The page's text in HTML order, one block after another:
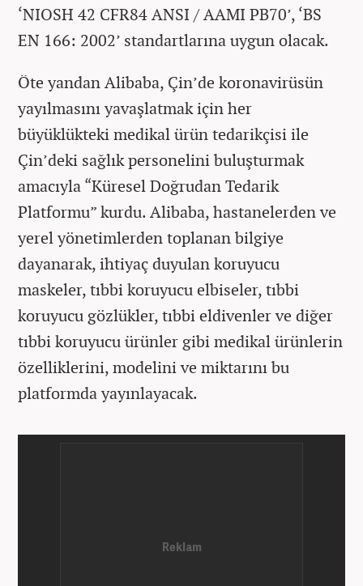
‘NIOSH 42 CFR84 ANSI / AAMI PB70’, ‘BS
EN 166: 2002’ standartlarına uygun olacak.
Öte yandan Alibaba, Çin’de koronavirüsün
yayılmasını yavaşlatmak için her
büyüklükteki medikal ürün tedarikçisi ile
Çin’deki sağlık personelini buluşturmak
amacıyla “Küresel Doğrudan Tedarik
Platformu” kurdu. Alibaba, hastanelerden ve
yerel yönetimlerden toplanan bilgiye
dayanarak, ihtiyaç duyulan koruyucu
maskeler, tıbbi koruyucu elbiseler, tıbbi
koruyucu gözlükler, tıbbi eldivenler ve diğer
tıbbi koruyucu ürünler gibi medikal ürünlerin
özelliklerini, modelini ve miktarını bu
platformda yayınlayacak.